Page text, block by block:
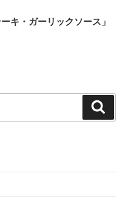
キ・ガーリックソース」